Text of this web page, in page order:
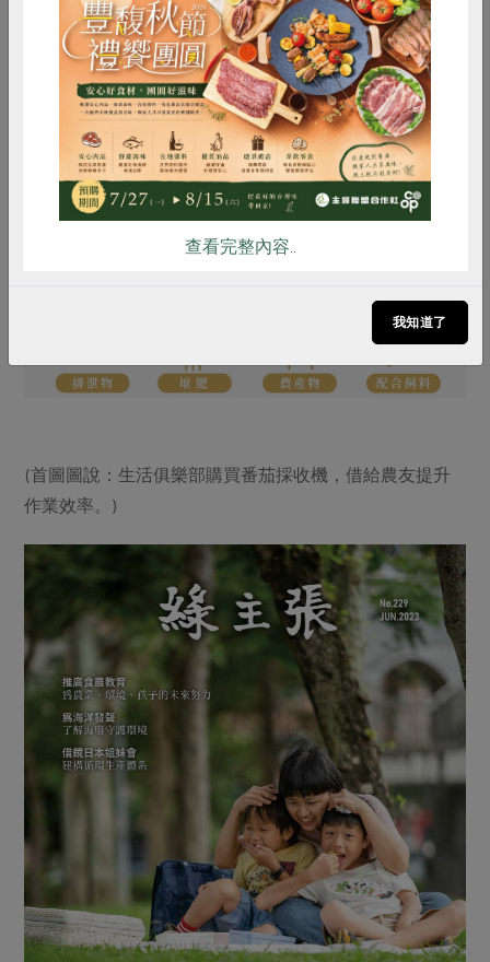
活俱樂部為確保永續生產， 結合「參與經營」、「參與
勞動」、「投資支援」，發展各種型態的「參與生產」作
法以及在地SDGs 的實踐案例，都提供我們很具體的學習
模範與更寬廣的行動想像。虛心學習、攜手合作，有意識
的生產與消費共同擴大循環與共生的範圍，相信我們都能
在實踐SDG17「建立多元夥伴關係，促進永續願景」，同
時向著其他SDGs前進。
(首圖圖說：生活俱樂部購買番茄採收機，借給農友提升
作業效率。)
惜食 RPET 食譜 減硝酸鹽
雞蛋 食安 共同購買
查看完整內容..
我知道了